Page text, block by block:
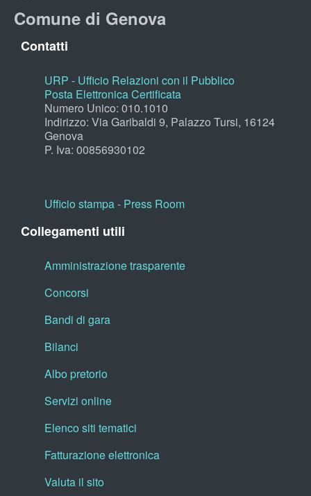
Comune di Genova
Contatti
URP - Ufficio Relazioni con il Pubblico
Posta Elettronica Certificata
Numero Unico: 010.1010
Indirizzo: Via Garibaldi 9, Palazzo Tursi, 16124
Genova
P. Iva: 00856930102
Ufficio stampa - Press Room
Collegamenti utili
Amministrazione trasparente
Concorsi
Bandi di gara
Bilanci
Albo pretorio
Servizi online
Elenco siti tematici
Fatturazione elettronica
Valuta il sito